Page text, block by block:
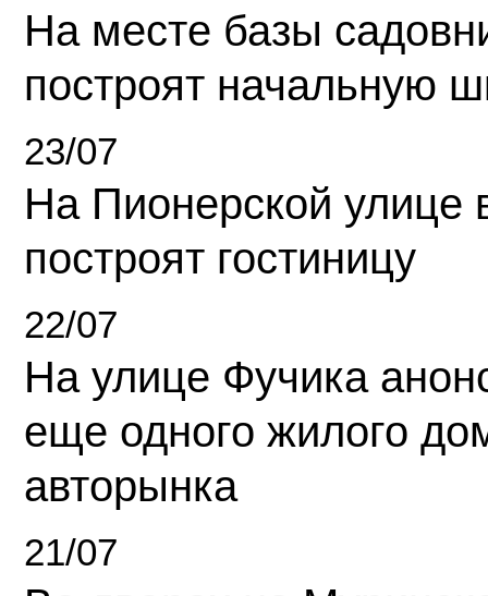
На месте базы
построят начальную
23/07
На Пионерской улице
построят гостиницу
22/07
На улице Фучика
еще одного жилого
авторынка
21/07